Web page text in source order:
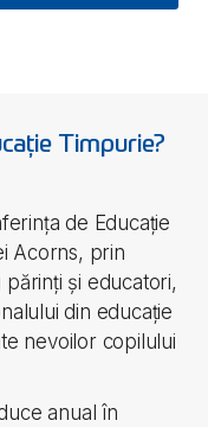
Timpurie?
de Educație
Acorns, prin
și educatori,
din educație
nevoilor copilului
anual în